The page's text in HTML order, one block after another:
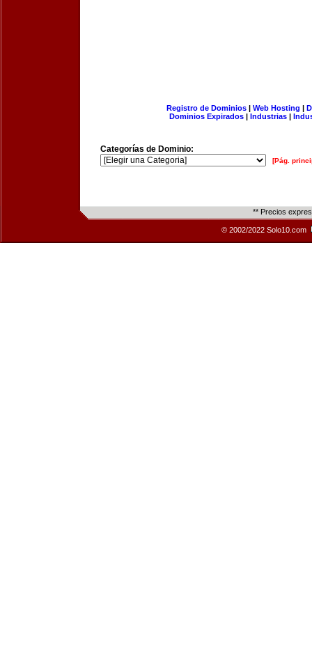
Registro de Dominios| Web Hosting |
Dominios Expirados | Industrias |
Categorías de Dominio:
[Pág.
** Precios
© 2002/2022 Solo10.com